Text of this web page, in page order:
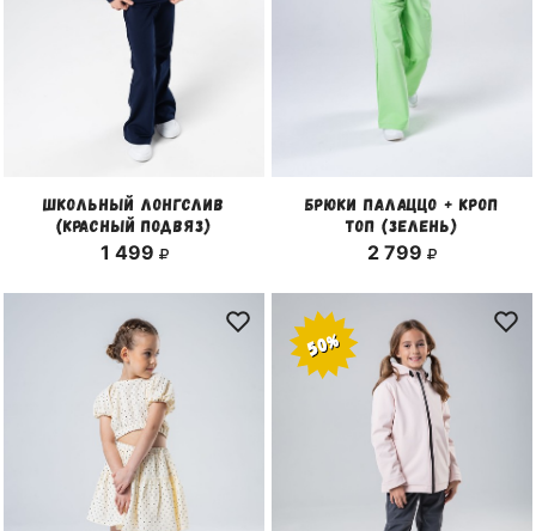
ШКОЛЬНЫЙ ЛОНГСЛИВ
(КРАСНЫЙ ПОДВЯЗ)
1 499
БРЮКИ ПАЛАЦЦО + КРОП
ТОП (ЗЕЛЕНЬ)
2 799
50%